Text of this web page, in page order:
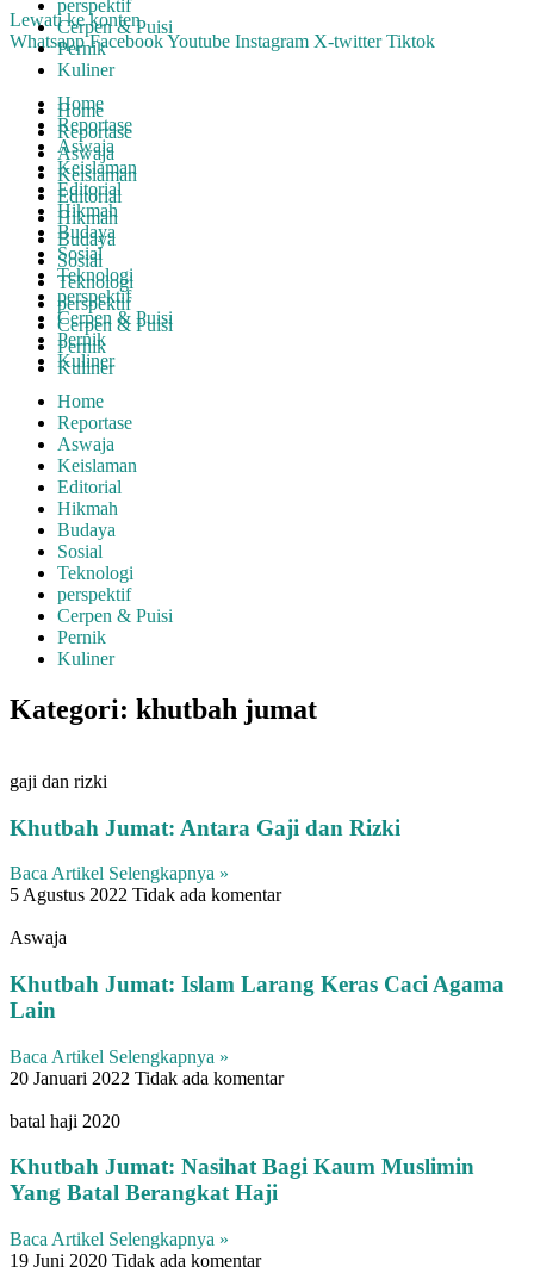
Lewati ke konten
Whatsapp FacebookYoutube Instagram X-twitter Tiktok
Home
Reportase
Aswaja
Keislaman
Editorial
Hikmah
Budaya
Sosial
Teknologi
perspektif
Cerpen & Puisi
Pernik
Kuliner
Home
Reportase
Aswaja
Keislaman
Editorial
Hikmah
Budaya
Sosial
Teknologi
perspektif
Cerpen & Puisi
Pernik
Kuliner
perspektif
Cerpen & Puisi
Pernik
Kuliner
Home
Reportase
Aswaja
Keislaman
Editorial
Hikmah
Budaya
Sosial
Teknologi
perspektif
Cerpen & Puisi
Pernik
Kuliner
Kategori: khutbah jumat
gaji dan rizki
Khutbah Jumat: Antara Gaji dan Rizki
Baca Artikel Selengkapnya »
5 Agustus 2022 Tidak ada komentar
Aswaja
Khutbah Jumat: Islam Larang Keras Caci Agama
Lain
Baca Artikel Selengkapnya »
20 Januari 2022 Tidak ada komentar
batal haji 2020
Khutbah Jumat: Nasihat Bagi Kaum Muslimin
Yang Batal Berangkat Haji
Baca Artikel Selengkapnya »
19 Juni 2020 Tidak ada komentar